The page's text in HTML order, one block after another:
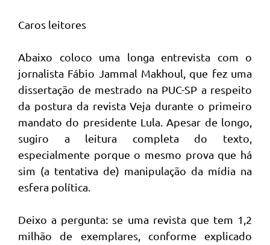
Caros leitores
Abaixo coloco uma longa entrevista com o
jornalista Fábio Jammal Makhoul, que fez uma
dissertação de mestrado na PUC-SP a respeito
da postura da revista Veja durante o primeiro
mandato do presidente Lula. Apesar de longo,
sugiro a leitura completa do texto,
especialmente porque o mesmo prova que há
sim (a tentativa de) manipulação da mídia na
esfera política.
Deixo a pergunta: se uma revista que tem 1,2
milhão de exemplares, conforme explicado